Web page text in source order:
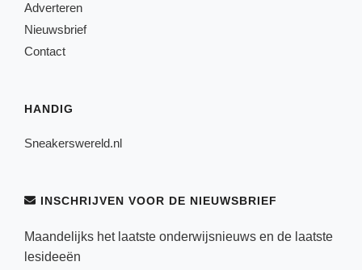
Adverteren
Nieuwsbrief
Contact
HANDIG
Sneakerswereld.nl
INSCHRIJVEN VOOR DE NIEUWSBRIEF
Maandelijks het laatste onderwijsnieuws en de laatste
lesideeën